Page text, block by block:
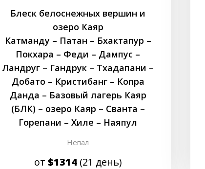
Блеск белоснежных вершин и
озеро Каяр
Катманду – Патан – Бхактапур –
Покхара – Феди – Дампус –
Ландруг – Гандрук – Тхадапани –
Добато – Кристибанг – Копра
Данда – Базовый лагерь Каяр
(БЛК) – озеро Каяр – Сванта –
Горепани – Хиле – Наяпул
Непал
от $1314(21 день)